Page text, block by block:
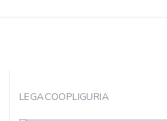
LEGACOOPLIGURIA